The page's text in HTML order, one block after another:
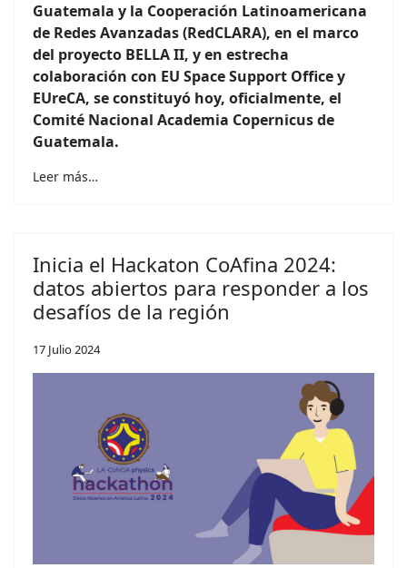
Guatemala y la Cooperación Latinoamericana
de Redes Avanzadas (RedCLARA), en el marco
del proyecto BELLA II, y en estrecha
colaboración con EU Space Support Office y
EUreCA, se constituyó hoy, oficialmente, el
Comité Nacional Academia Copernicus de
Guatemala.
Leer más…
Inicia el Hackaton CoAfina 2024:
datos abiertos para responder a los
desafíos de la región
17 Julio 2024